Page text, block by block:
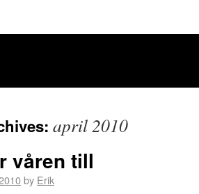
april 2010
våren till
by Erik